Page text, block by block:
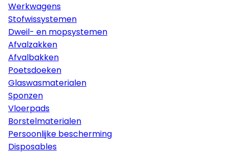
Werkwagens
Stofwissystemen
Dweil- en mopsystemen
Afvalzakken
Afvalbakken
Poetsdoeken
Glaswasmaterialen
Sponzen
Vloerpads
Borstelmaterialen
Persoonlijke bescherming
Disposables